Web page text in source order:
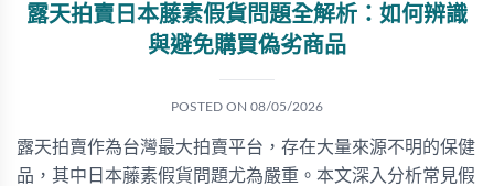
露天拍賣日本藤素假貨問題全解析：如何辨識
與避免購買偽劣商品
POSTED ON 08/05/2026
露天拍賣作為台灣最大拍賣平台，存在大量來源不明的保健
品，其中日本藤素假貨問題尤為嚴重。本文深入分析常見假